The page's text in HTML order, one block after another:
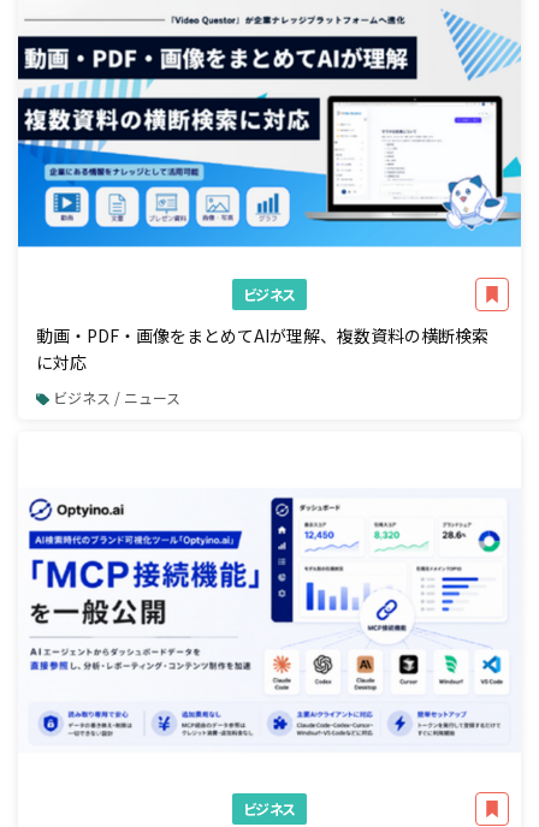
ビジネス
動画・PDF・画像をまとめてAIが理解、複数資料の横断検索
に対応
ビジネス / ニュース
ビジネス